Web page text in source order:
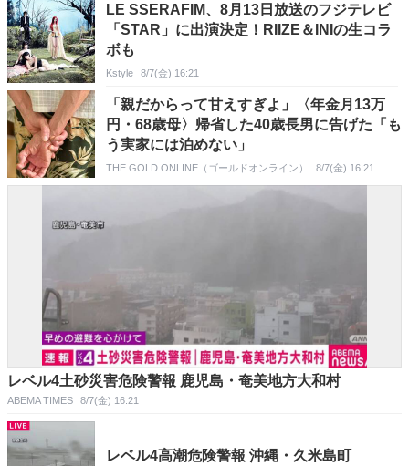
LE SSERAFIM、8月13日放送のフジテレビ
「STAR」に出演決定！RIIZE＆INIの生コラ
ボも
Kstyle 8/7(金) 16:21
「親だからって甘えすぎよ」〈年金月13万
円・68歳母〉帰省した40歳長男に告げた「も
う実家には泊めない」
THE GOLD ONLINE（ゴールドオンライン） 8/7(金) 16:21
レベル4土砂災害危険警報 鹿児島・奄美地方大和村
ABEMA TIMES 8/7(金) 16:21
レベル4高潮危険警報 沖縄・久米島町